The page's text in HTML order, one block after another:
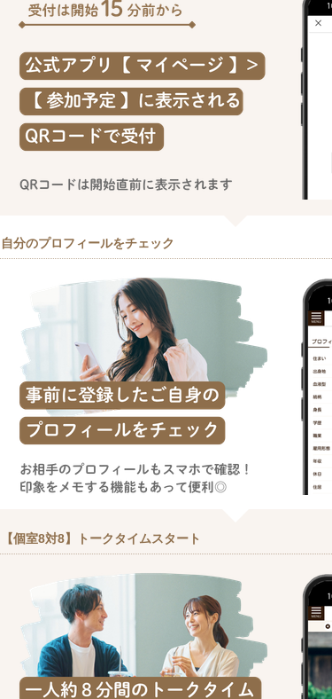
自分のプロフィールをチェック
【個室8対8】トークタイムスタート